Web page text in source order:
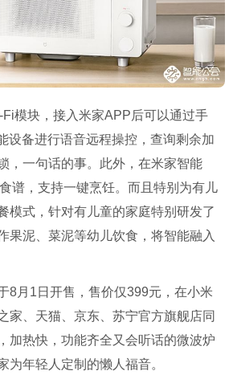
模块，接入米家APP后可以通过手
设备进行语音远程操控，查询剩余加
，一句话的事。此外，在米家智能
谱，支持一键烹饪。而且特别为有儿
模式，针对有儿童的家庭特别研发了
果泥、菜泥等幼儿饮食，将智能融入
8月1日开售，售价仅399元，在小米
家、天猫、京东、苏宁官方旗舰店同
加热快，功能齐全又会听话的微波炉
为年轻人定制的懒人福音。